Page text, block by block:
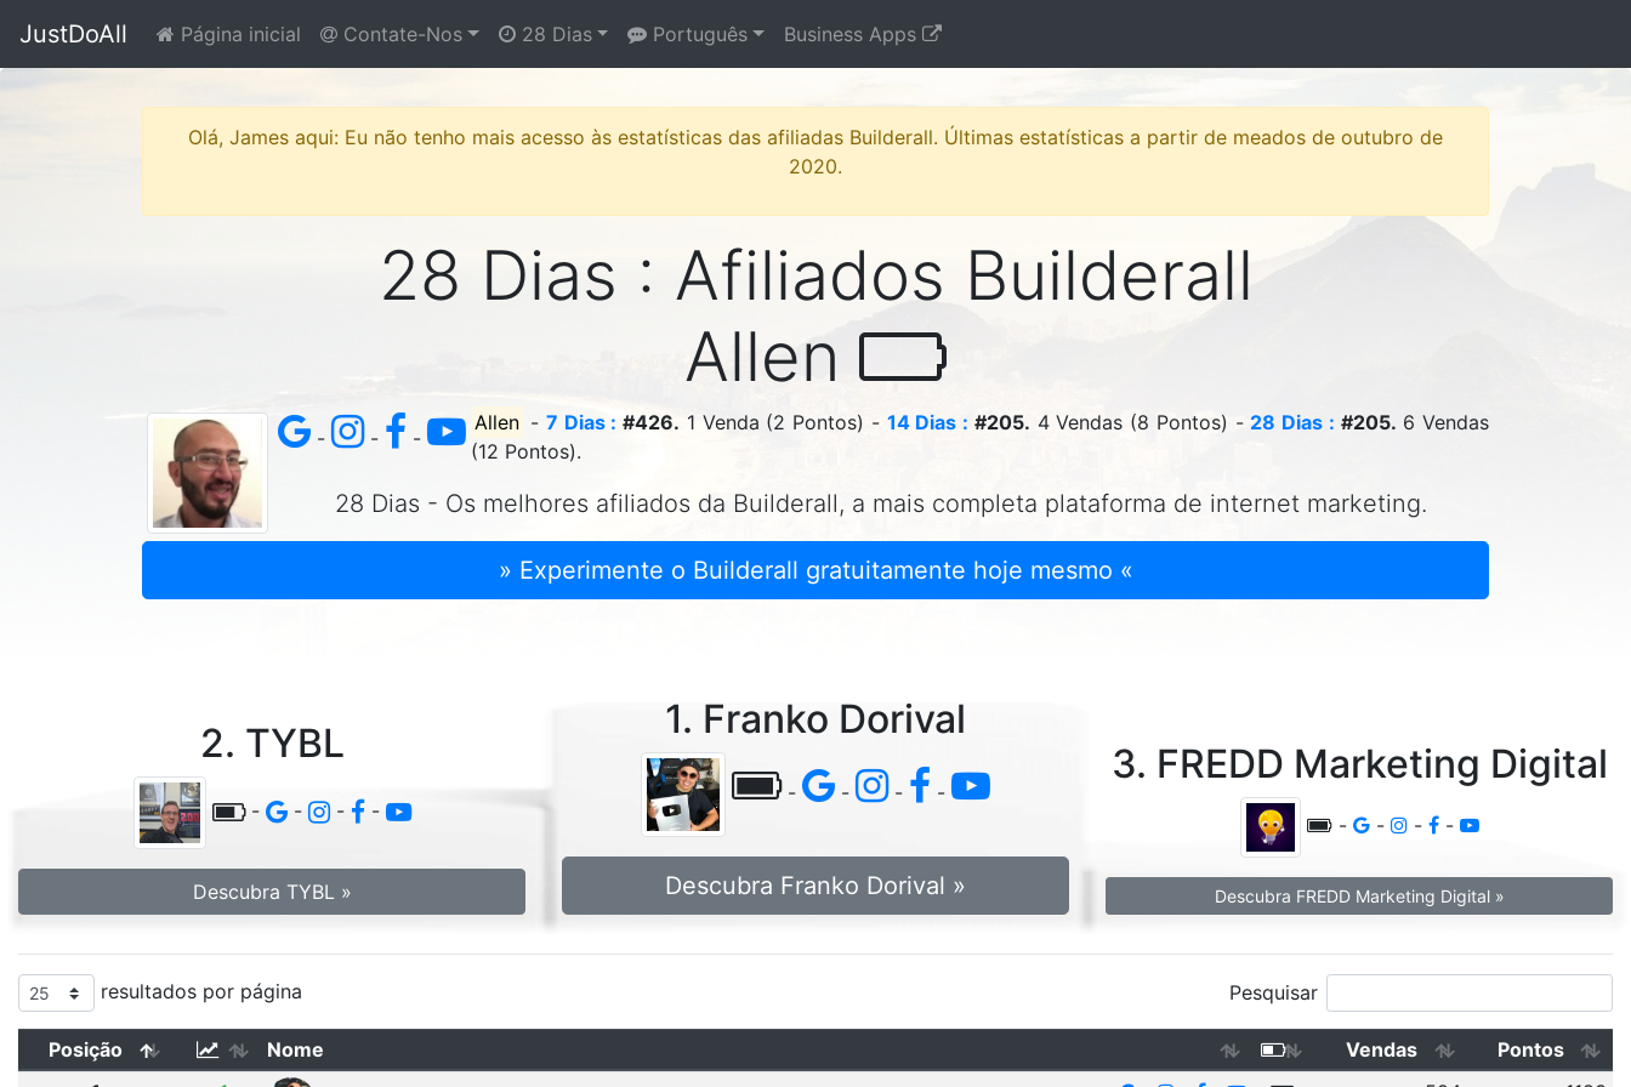
JustDoAll Página inicial Contate-Nos 28 Dias Português Business Apps
Olá, James aqui: Eu não tenho mais acesso às estatísticas das afiliadas Builderall. Últimas estatísticas a partir de meados de outubro de
2020.
28 Dias : Afiliados Builderall
Allen
- - -
Allen - 7 Dias : #426. 1 Venda (2 Pontos) - 14 Dias : #205. 4 Vendas (8 Pontos) -28 Dias : #205. 6 Vendas
(12 Pontos).
28 Dias - Os melhores afiliados da Builderall, a mais completa plataforma de internet marketing.
» Experimente o Builderall gratuitamente hoje mesmo «
2. TYBL
- - - -
Descubra TYBL »
1. Franko Dorival
- - - -
Descubra Franko Dorival »
3. FREDD Marketing Digital
- - - -
Descubra FREDD Marketing Digital »
resultados por página Pesquisar
Posição Nome Vendas
Pontos